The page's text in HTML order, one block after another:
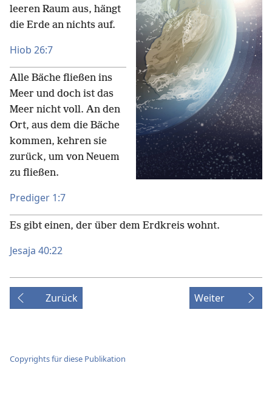
leeren Raum aus, hängt
die Erde an nichts auf.
Hiob 26:7
Alle Bäche fließen ins
Meer und doch ist das
Meer nicht voll. An den
Ort, aus dem die Bäche
kommen, kehren sie
zurück, um von Neuem
zu fließen.
Prediger 1:7
Es gibt einen, der über dem Erdkreis wohnt.
Jesaja 40:22
Zurück Weiter
Copyrights für diese Publikation